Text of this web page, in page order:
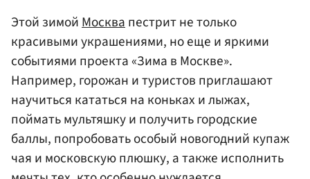
Этой зимойМосквапестрит не только
красивыми украшениями, но еще и яркими
событиями проекта «Зима в Москве».
Например, горожан и туристов приглашают
научиться кататься на коньках и лыжах,
поймать мультяшку и получить городские
баллы, попробовать особый новогодний купаж
чая и московскую плюшку, а также исполнить